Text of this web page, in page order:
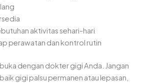
aktivitas sehari-hari
perawatan dan kontrol rutin
dengan dokter gigi Anda. Jangan
gigi palsu permanen atau lepasan,